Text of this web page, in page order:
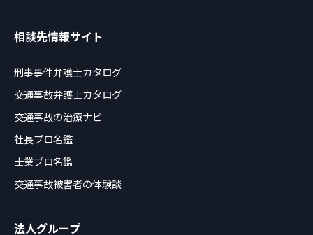
相談先情報サイト
刑事事件弁護士カタログ
交通事故弁護士カタログ
交通事故の治療ナビ
社長プロ名鑑
士業プロ名鑑
交通事故被害者の体験談
法人グループ